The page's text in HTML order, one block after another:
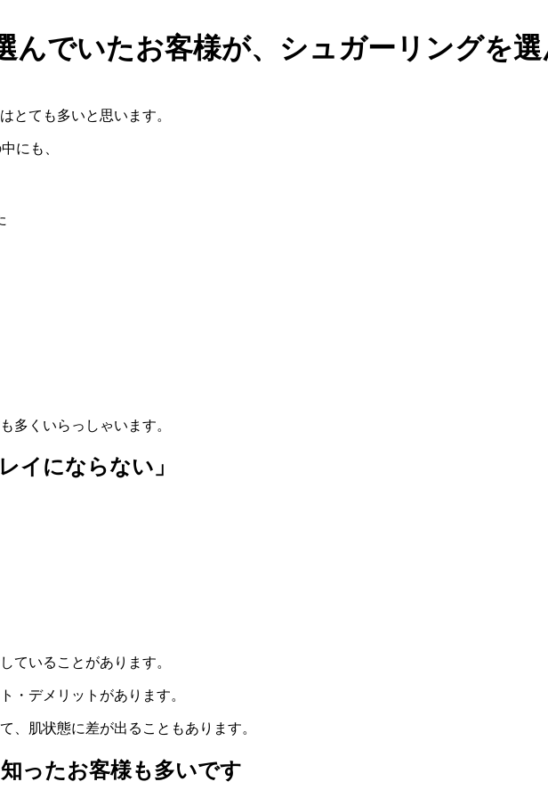
んでいたお客様が、シュガーリングを
とても多いと思います。
にも、
多くいらっしゃいます。
イにならない」
ていることがあります。
・デメリットがあります。
、肌状態に差が出ることもあります。
ったお客様も多いです